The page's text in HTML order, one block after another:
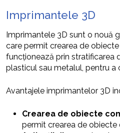
Imprimantele 3D
Imprimantele 3D sunt o nouă
care permit crearea de
funcționează prin stratificarea
plasticul sau metalul, pentru a
Avantajele imprimantelor 3D
Crearea de obiecte
permit crearea de